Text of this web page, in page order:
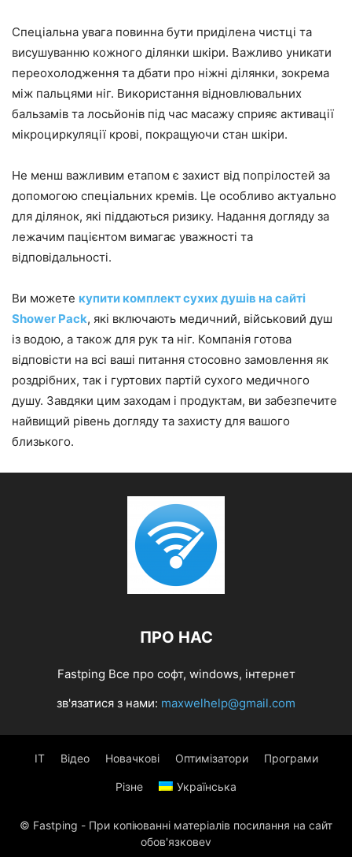
Спеціальна увага повинна бути приділена чистці та
висушуванню кожного ділянки шкіри. Важливо уникати
переохолодження та дбати про ніжні ділянки, зокрема
між пальцями ніг. Використання відновлювальних
бальзамів та лосьйонів під час масажу сприяє активації
мікроциркуляції крові, покращуючи стан шкіри.
Не менш важливим етапом є захист від попрілостей за
допомогою спеціальних кремів. Це особливо актуально
для ділянок, які піддаються ризику. Надання догляду за
лежачим пацієнтом вимагає уважності та
відповідальності.
Ви можете купити комплект сухих душів на сайті
Shower Pack, які включають медичний, військовий душ
із водою, а також для рук та ніг. Компанія готова
відповісти на всі ваші питання стосовно замовлення як
роздрібних, так і гуртових партій сухого медичного
душу. Завдяки цим заходам і продуктам, ви забезпечите
найвищий рівень догляду та захисту для вашого
близького.
ПРО НАС
Fastping Все про софт, windows, інтернет
зв'язатися з нами: maxwelhelp@gmail.com
IT Відео Новачкові Оптимізатори Програми
Різне Українська
© Fastping - При копіюванні матеріалів посилання на сайт
обов'язковеv